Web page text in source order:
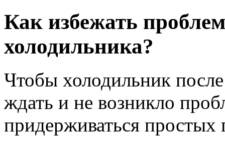
Как избежать
холодильника?
Чтобы холодильник
ждать и не возникло
придерживаться простых